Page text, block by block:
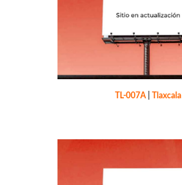
TL-007A Tlaxcala